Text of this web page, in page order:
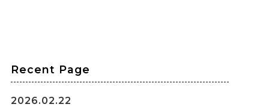
Recent Page
2026.02.22